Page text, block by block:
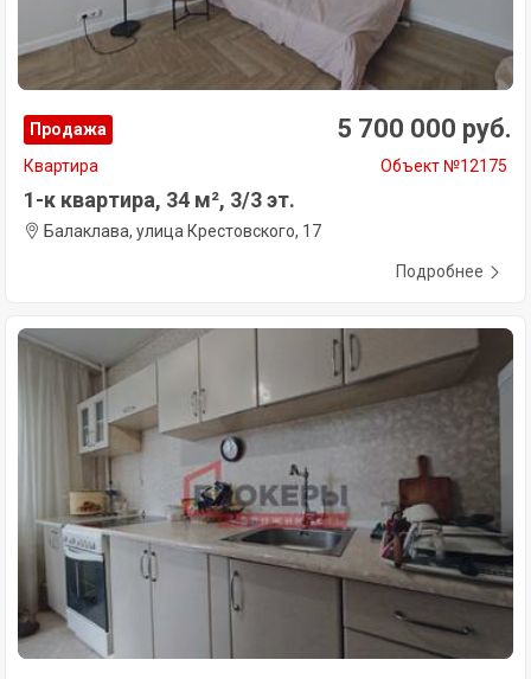
Продажа 5 700 000 руб.
Квартира Объект №12175
1-к квартира, 34 м², 3/3 эт.
Балаклава, улица Крестовского, 17
Подробнее